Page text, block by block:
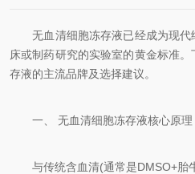
无血清细胞冻存液已经成为现代
床或制药研究的实验室的黄金标准
存液的主流品牌及选择建议。
一、 无血清细胞冻存液核心原理
与传统含血清(通常是DMSO+胎